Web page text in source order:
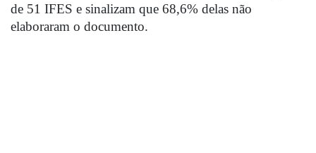
de 51 IFES e sinalizam que 68,6% delas não
elaboraram o documento.